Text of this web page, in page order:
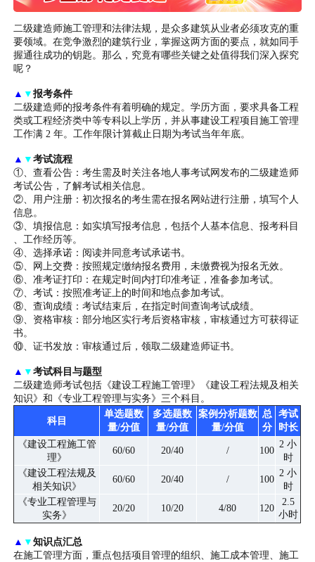
二级建造师施工管理和法律法规，是众多建筑从业者必须攻克的重
要领域。在竞争激烈的建筑行业，掌握这两方面的要点，就如同手
握通往成功的钥匙。那么，究竟有哪些关键之处值得我们深入探究
呢？
▲ ▼报考条件
二级建造师的报考条件有着明确的规定。学历方面，要求具备工程
类或工程经济类中等专科以上学历，并从事建设工程项目施工管理
工作满 2 年。工作年限计算截止日期为考试当年年底。
▲ ▼考试流程
①、查看公告：考生需及时关注各地人事考试网发布的二级建造师
考试公告，了解考试相关信息。
②、用户注册：初次报名的考生需在报名网站进行注册，填写个人
信息。
③、填报信息：如实填写报考信息，包括个人基本信息、报考科目
、工作经历等。
④、选择承诺：阅读并同意考试承诺书。
⑤、网上交费：按照规定缴纳报名费用，未缴费视为报名无效。
⑥、准考证打印：在规定时间内打印准考证，准备参加考试。
⑦、考试：按照准考证上的时间和地点参加考试。
⑧、查询成绩：考试结束后，在指定时间查询考试成绩。
⑨、资格审核：部分地区实行考后资格审核，审核通过方可获得证
书。
⑩、证书发放：审核通过后，领取二级建造师证书。
▲ ▼考试科目与题型
二级建造师考试包括《建设工程施工管理》《建设工程法规及相关
知识》和《专业工程管理与实务》三个科目。
科目
单选题数
量/分值
多选题数
量/分值
案例分析题数
量/分值
总
分
考试
时长
《建设工程施工管
理》
60/60 20/40 / 100
2 小
时
《建设工程法规及
相关知识》
60/60 20/40 / 100
2 小
时
《专业工程管理与
实务》
20/20 10/20 4/80 120
2.5
小时
▲ ▼知识点汇总
在施工管理方面，重点包括项目管理的组织、施工成本管理、施工